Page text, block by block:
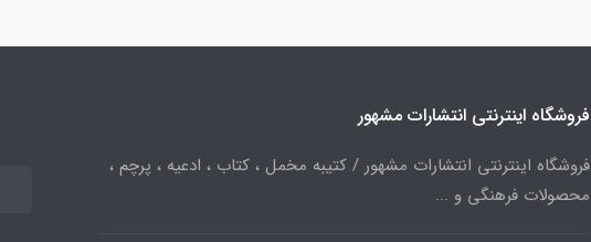
فروشگاه اینترنتی انتشارات مشهور
فروشگاه اینترنتی انتشارات مشهور / کتیبه مخمل ، کتاب ، ادعیه ، پرچم ،
محصولات فرهنگی و ...